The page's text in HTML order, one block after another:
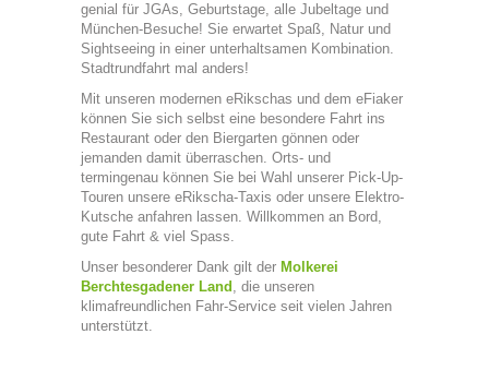
genial für JGAs, Geburtstage, alle Jubeltage und
München-Besuche! Sie erwartet Spaß, Natur und
Sightseeing in einer unterhaltsamen Kombination.
Stadtrundfahrt mal anders!
Mit unseren modernen eRikschas und dem eFiaker
können Sie sich selbst eine besondere Fahrt ins
Restaurant oder den Biergarten gönnen oder
jemanden damit überraschen. Orts- und
termingenau können Sie bei Wahl unserer Pick-Up-
Touren unsere eRikscha-Taxis oder unsere Elektro-
Kutsche anfahren lassen. Willkommen an Bord,
gute Fahrt & viel Spass.
Unser besonderer Dank gilt der Molkerei
Berchtesgadener Land , die unseren
klimafreundlichen Fahr-Service seit vielen Jahren
unterstützt.